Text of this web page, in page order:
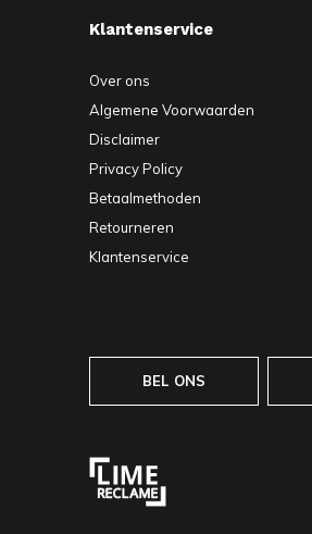
Klantenservice
Over ons
Algemene Voorwaarden
Disclaimer
Privacy Policy
Betaalmethoden
Retourneren
Klantenservice
BEL ONS